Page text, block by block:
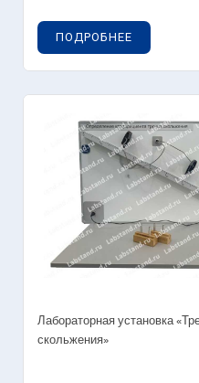
ПОДРОБНЕЕ
Лабораторная установка
скольжения»